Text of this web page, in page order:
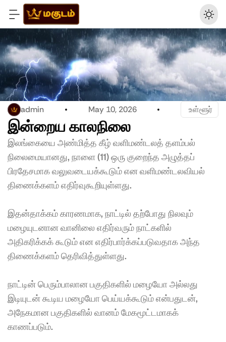
admin May 10, 2026 உள்ளூர்
இன்றைய காலநிலை
இலங்கையை அண்மித்த கீழ் வளிமண்டலத் தளம்பல்
நிலைமையானது, நாளை (11) ஒரு குறைந்த அழுத்தப்
பிரதேசமாக வலுவடையக்கூடும் என வளிமண்டலவியல்
திணைக்களம் எதிர்வுகூறியுள்ளது.
இதன்தாக்கம் காரணமாக, நாட்டில் தற்போது நிலவும்
மழையுடனான வானிலை எதிர்வரும் நாட்களில்
அதிகரிக்கக் கூடும் என எதிர்பார்க்கப்படுவதாக அந்த
திணைக்களம் தெரிவித்துள்ளது.
நாட்டின் பெரும்பாலான பகுதிகளில் மழையோ அல்லது
இடியுடன் கூடிய மழையோ பெய்யக்கூடும் என்பதுடன்,
அநேகமான பகுதிகளில் வானம் மேகமூட்டமாகக்
காணப்படும்.